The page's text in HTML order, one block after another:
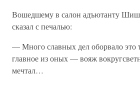
Вошедшему в салон адъютанту
сказал с печалью:
— Много славных дел оборвало это
главное из оных — вояж
мечтал…